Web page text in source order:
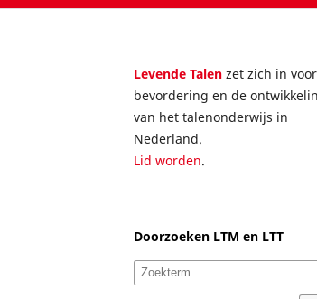
Levende Talen zet zich in
bevordering en de
van het talenonderwijs in
Nederland.
Lid worden.
Doorzoeken LTM en LTT